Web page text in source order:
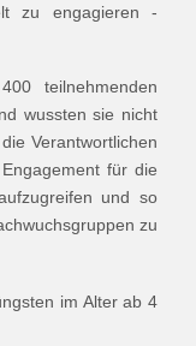
zu engagieren -
teilnehmenden
wussten sie nicht
Verantwortlichen
für die
und so
zu
im Alter ab 4